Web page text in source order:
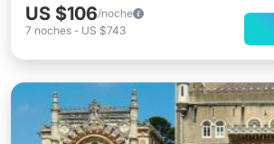
US $106/noche
7 noches - US $743